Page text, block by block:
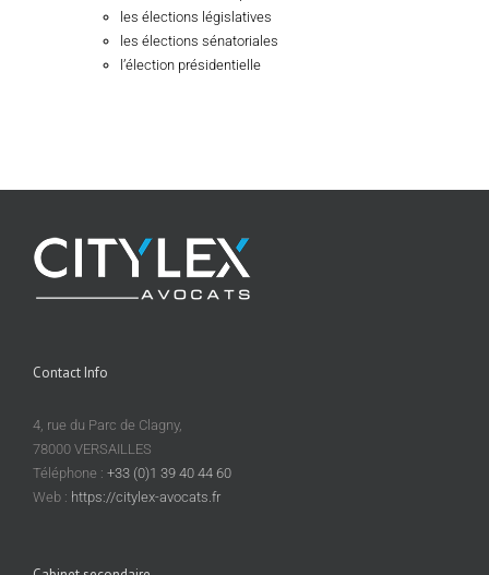
les élections législatives
les élections sénatoriales
l’élection présidentielle
Contact Info
4, rue du Parc de Clagny,
78000 VERSAILLES
Téléphone : +33 (0)1 39 40 44 60
Web : https://citylex-avocats.fr